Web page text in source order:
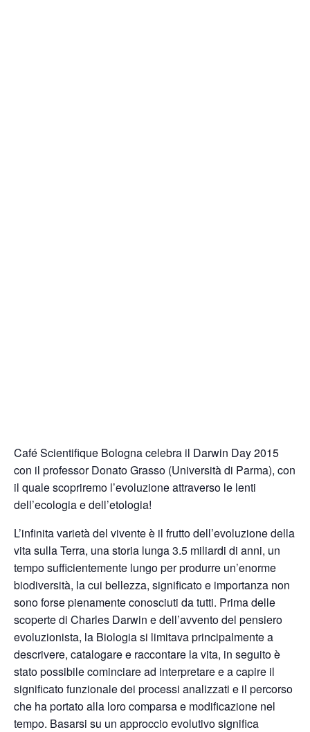
Café Scientifique Bologna celebra il Darwin Day 2015
con il professor Donato Grasso (Università di Parma), con
il quale scopriremo l’evoluzione attraverso le lenti
dell’ecologia e dell’etologia!
L’infinita varietà del vivente è il frutto dell’evoluzione della
vita sulla Terra, una storia lunga 3.5 miliardi di anni, un
tempo sufficientemente lungo per produrre un’enorme
biodiversità, la cui bellezza, significato e importanza non
sono forse pienamente conosciuti da tutti. Prima delle
scoperte di Charles Darwin e dell’avvento del pensiero
evoluzionista, la Biologia si limitava principalmente a
descrivere, catalogare e raccontare la vita, in seguito è
stato possibile cominciare ad interpretare e a capire il
significato funzionale dei processi analizzati e il percorso
che ha portato alla loro comparsa e modificazione nel
tempo. Basarsi su un approccio evolutivo significa